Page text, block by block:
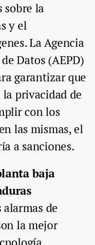
sobre la
y el
La Agencia
Datos (AEPD)
garantizar que
la privacidad de
con los
las mismas, el
a sanciones.
baja
alarmas de
la mejor